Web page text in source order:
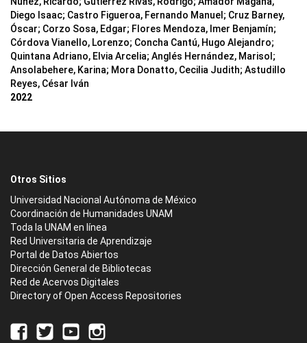
Diego Isaac; Castro Figueroa, Fernando Manuel ; Cruz Barney,
Óscar; Corzo Sosa, Edgar; Flores Mendoza, Imer Benjamín;
Córdova Vianello, Lorenzo; Concha Cantú, Hugo Alejandro;
Quintana Adriano, Elvia Arcelia; Anglés Hernández, Marisol ;
Ansolabehere, Karina; Mora Donatto, Cecilia Judith; Astudillo
Reyes, César Iván
2022
Otros Sitios
Universidad Nacional Autónoma de México
Coordinación de Humanidades UNAM
Toda la UNAM en línea
Red Universitaria de Aprendizaje
Portal de Datos Abiertos
Dirección General de Bibliotecas
Red de Acervos Digitales
Directory of Open Access Repositories